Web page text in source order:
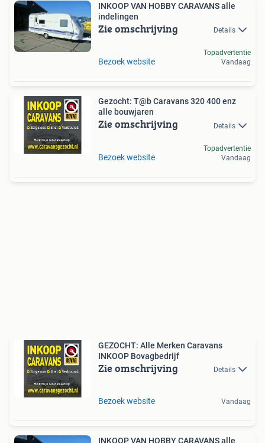
INKOOP VAN HOBBY CARAVANS alle
indelingen
Zie omschrijving Details
Bezoek website
Topadvertentie
Vandaag
Gezocht: T@b Caravans 320 400 enz
alle bouwjaren
Zie omschrijving Details
Bezoek website
Topadvertentie
Vandaag
GEZOCHT: Alle Merken Caravans
INKOOP Bovagbedrijf
Zie omschrijving Details
Bezoek website Vandaag
INKOOP VAN HOBBY CARAVANS alle